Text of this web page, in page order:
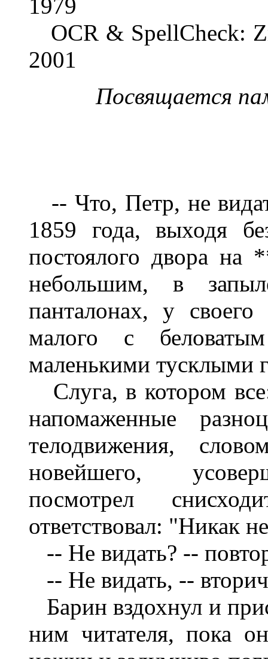
1979
OCR & SpellCheck:
2001
Посвящается
-- Что, Петр, не
1859 года, выходя
постоялого двора на
небольшим, в
панталонах, у
малого с
маленькими тусклыми
Слуга, в котором
напомаженные
телодвижения,
новейшего,
посмотрел
ответствовал: "Никак
-- Не видать? --
-- Не видать, --
Барин вздохнул и
ним читателя, пока